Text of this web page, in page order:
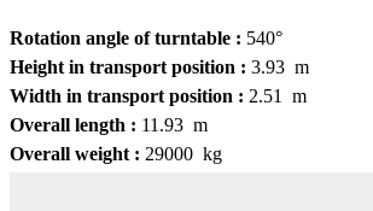
Rotation angle of turntable : 540°
Height in transport position : 3.93 m
Width in transport position : 2.51 m
Overall length : 11.93 m
Overall weight : 29000 kg